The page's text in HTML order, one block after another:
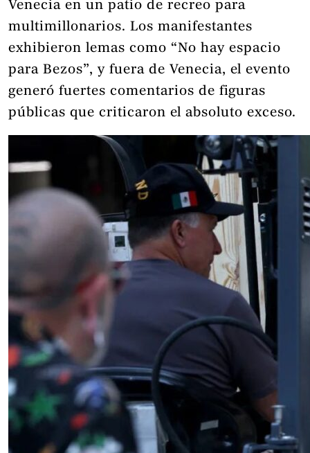
Venecia en un patio de recreo para
multimillonarios. Los manifestantes
exhibieron lemas como “No hay espacio
para Bezos”, y fuera de Venecia, el evento
generó fuertes comentarios de figuras
públicas que criticaron el absoluto exceso.